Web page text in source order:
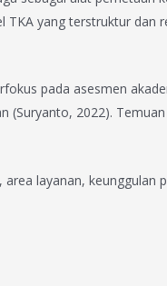
TKA yang terstruktur dan
pada asesmen
(Suryanto, 2022). Temuan
area layanan, keunggulan